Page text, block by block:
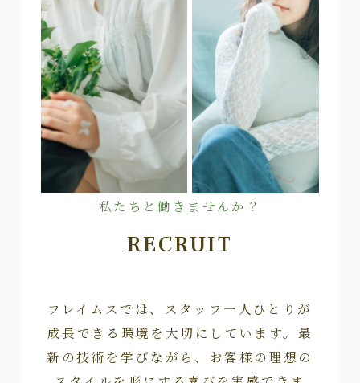
私たちと働きませんか？
RECRUIT
フレイムスでは、スタッフ一人ひとりが
成長できる環境を大切にしています。最
新の技術を学びながら、お客様の理想の